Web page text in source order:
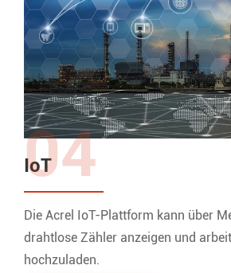
IoT
04
Die Acrel IoT-Plattform kann über
drahtlose Zähler anzeigen und
hochzuladen.